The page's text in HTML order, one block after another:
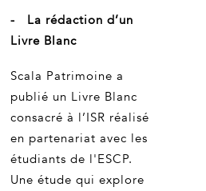
- La rédaction d’un
Livre Blanc
Scala Patrimoine a
publié un Livre Blanc
consacré à l’ISR réalisé
en partenariat avec les
étudiants de l'ESCP.
Une étude qui explore